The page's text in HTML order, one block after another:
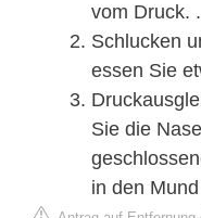
vom Druck.
Schlucken
essen Sie
Sie die
in den